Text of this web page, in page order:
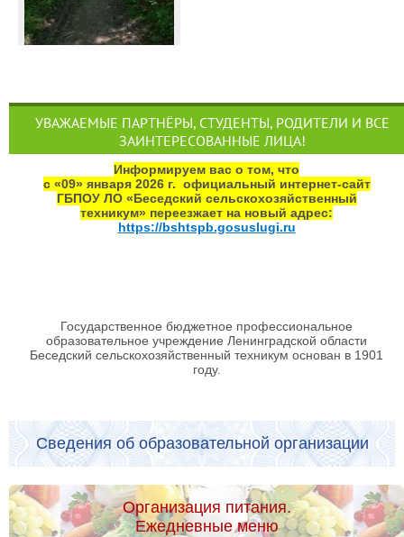
УВАЖАЕМЫЕ ПАРТНЁРЫ, СТУДЕНТЫ, РОДИТЕЛИ И ВСЕ
ЗАИНТЕРЕСОВАННЫЕ ЛИЦА!
Информируем вас о том, что
с «09» января 2026 г. официальный интернет‑сайт
ГБПОУ ЛО «Беседский сельскохозяйственный
техникум» переезжает на новый адрес:
https://bshtspb.gosuslugi.ru
Государственное бюджетное профессиональное
образовательное учреждение Ленинградской области
Беседский сельскохозяйственный техникум основан в 1901
году.
Сведения об образовательной организации
Организация питания.
Ежедневные меню